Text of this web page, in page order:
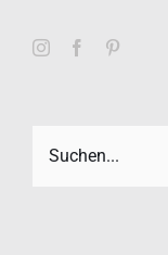
nach: